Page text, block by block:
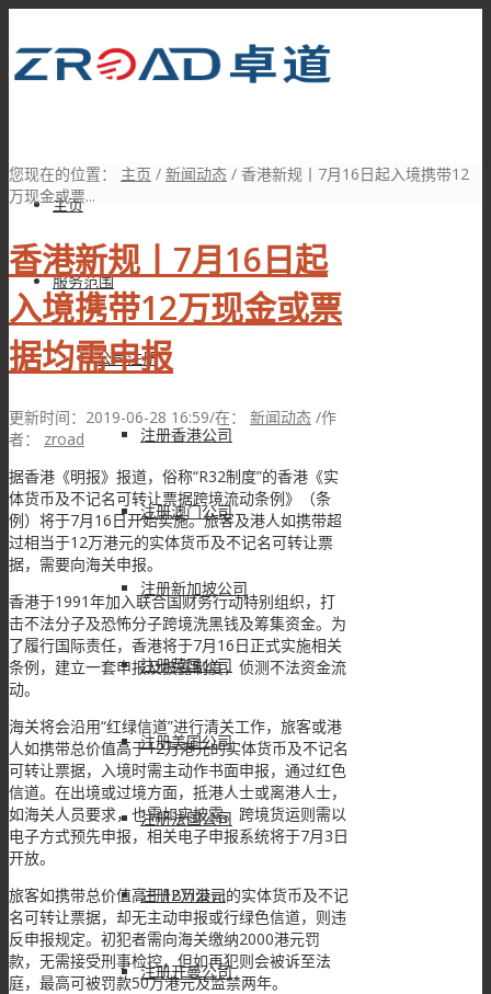
主页
服务范围
公司注册
注册香港公司
注册澳门公司
注册新加坡公司
注册英国公司
注册美国公司
注册法国公司
注册BVI公司
注册开曼公司
您现在的位置： 主页 / 新闻动态 / 香港新规丨7月16日起入境携带12
万现金或票...
香港新规丨7月16日起
入境携带12万现金或票
据均需申报
更新时间：2019-06-28 16:59/在： 新闻动态 /作
者： zroad
据香港《明报》报道，俗称“R32制度”的香港《实
体货币及不记名可转让票据跨境流动条例》（条
例）将于7月16日开始实施。旅客及港人如携带超
过相当于12万港元的实体货币及不记名可转让票
据，需要向海关申报。
香港于1991年加入联合国财务行动特别组织，打
击不法分子及恐怖分子跨境洗黑钱及筹集资金。为
了履行国际责任，香港将于7月16日正式实施相关
条例，建立一套申报及披露制度，侦测不法资金流
动。
海关将会沿用“红绿信道”进行清关工作，旅客或港
人如携带总价值高于12万港元的实体货币及不记名
可转让票据，入境时需主动作书面申报，通过红色
信道。在出境或过境方面，抵港人士或离港人士，
如海关人员要求，也需如实披露。跨境货运则需以
电子方式预先申报，相关电子申报系统将于7月3日
开放。
旅客如携带总价值高于12万港元的实体货币及不记
名可转让票据，却无主动申报或行绿色信道，则违
反申报规定。初犯者需向海关缴纳2000港元罚
款，无需接受刑事检控，但如再犯则会被诉至法
庭，最高可被罚款50万港元及监禁两年。